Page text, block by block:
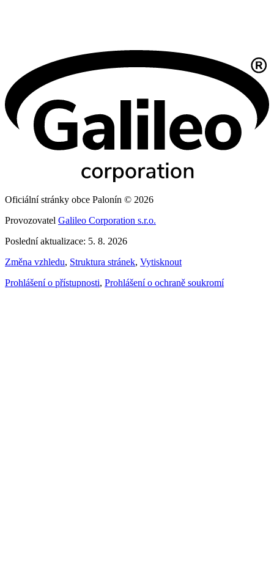
Oficiální stránky obce Palonín © 2026
Provozovatel Galileo Corporation s.r.o.
Poslední aktualizace: 5. 8. 2026
Změna vzhledu, Struktura stránek, Vytisknout
Prohlášení o přístupnosti, Prohlášení o ochraně soukromí